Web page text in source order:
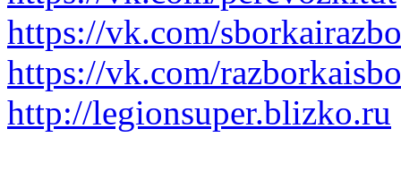
https://vk.com/
https://vk.com/
http://legionsuper.blizko.ru